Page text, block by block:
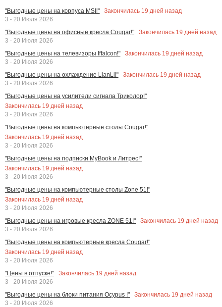
"Выгодные цены на корпуса MSI!"
Закончилась 19 дней назад
3 - 20 Июля 2026
"Выгодные цены на офисные кресла Cougar!"
Закончилась 19 дней назад
3 - 20 Июля 2026
"Выгодные цены на телевизоры Iffalcon!"
Закончилась 19 дней назад
3 - 20 Июля 2026
"Выгодные цены на охлаждение LianLi!"
Закончилась 19 дней назад
3 - 20 Июля 2026
"Выгодные цены на усилители сигнала Триколор!"
Закончилась 19 дней назад
3 - 20 Июля 2026
"Выгодные цены на компьютерные столы Cougar!"
Закончилась 19 дней назад
3 - 20 Июля 2026
"Выгодные цены на подписки MyBook и Литрес!"
Закончилась 19 дней назад
3 - 20 Июля 2026
"Выгодные цены на компьютерные столы Zone 51!"
Закончилась 19 дней назад
3 - 20 Июля 2026
"Выгодные цены на игровые кресла ZONE 51!"
Закончилась 19 дней назад
3 - 20 Июля 2026
"Выгодные цены на компьютерные кресла Cougar!"
Закончилась 19 дней назад
3 - 20 Июля 2026
"Цены в отпуске!"
Закончилась 19 дней назад
3 - 20 Июля 2026
"Выгодные цены на блоки питания Ocypus !"
Закончилась 19 дней назад
3 - 20 Июля 2026